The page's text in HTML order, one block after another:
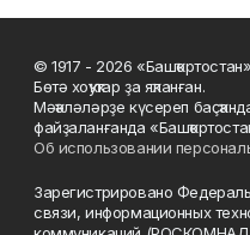
© 1917 - 2026
Бөтә хоҡуҡтар ҙа яҡланған.
Мәҡәләләрҙе күсереп
файҙаланғанда
Об использовании
Зарегистрировано
связи, информационных